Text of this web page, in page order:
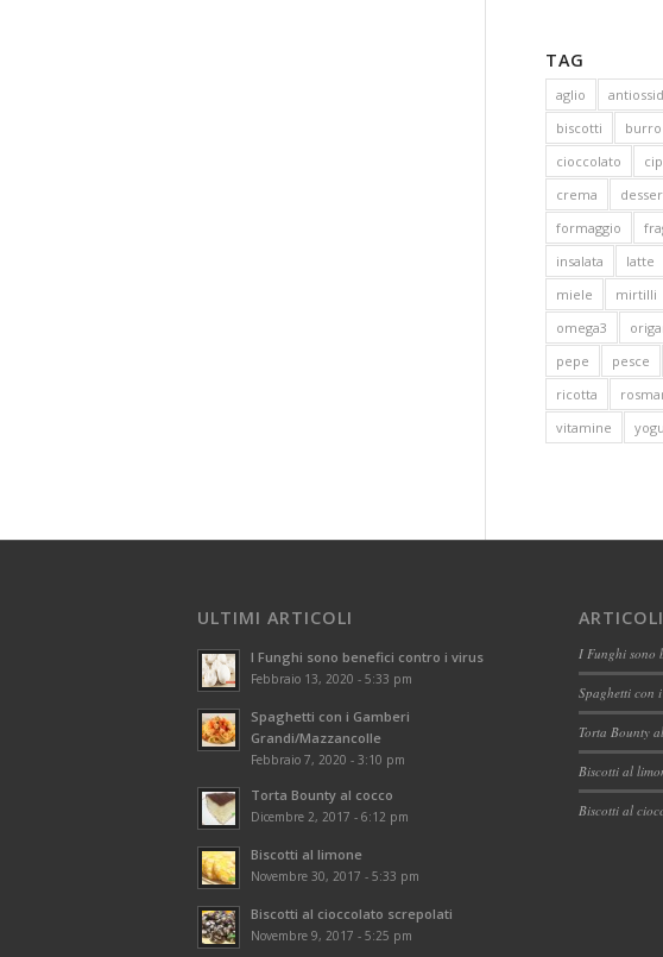
TAG
aglio
biscotti
burro
cioccolato
crema
formaggio
insalata
latte
miele
mirtilli
omega3
pepe
pesce
ricotta
vitamine
ULTIMI ARTICOLI
I Funghi sono benefici contro i virus
Febbraio 13, 2020 - 5:33 pm
Spaghetti con i Gamberi
Grandi/Mazzancolle
Febbraio 7, 2020 - 3:10 pm
Torta Bounty al cocco
Dicembre 2, 2017 - 6:12 pm
Biscotti al limone
Novembre 30, 2017 - 5:33 pm
Biscotti al cioccolato screpolati
Novembre 9, 2017 - 5:25 pm
I Funghi sono
Spaghetti con
Torta Bounty
Biscotti al
Biscotti al